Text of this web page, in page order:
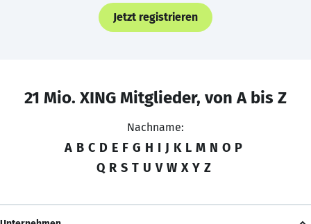
Jetzt registrieren
21 Mio. XING Mitglieder, von A bis Z
Nachname:
A B C D E F G H I J K L M N O P
Q R S T U V W X Y Z